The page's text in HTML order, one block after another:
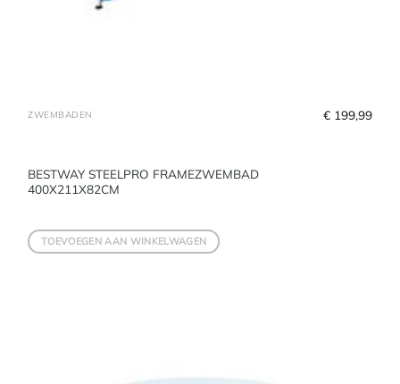
ZWEMBADEN
BESTWAY STEELPRO FRAMEZWEMBAD
400X211X82CM
€ 199,99
TOEVOEGEN AAN WINKELWAGEN